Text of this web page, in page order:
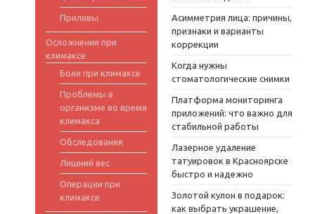
Приливы
Осложнения при
климаксе
Боли при климаксе
Проблемы в
организме во время
климакса
Обследования
Лишний вес
Операции при
климаксе
Асимметрия лица: причины,
признаки и варианты
коррекции
Когда нужны
стоматологические снимки
Платформа мониторинга
приложений: что важно для
стабильной работы
Лазерное удаление
татуировок в Красноярске
быстро и надежно
Золотой кулон в подарок:
как выбрать украшение,